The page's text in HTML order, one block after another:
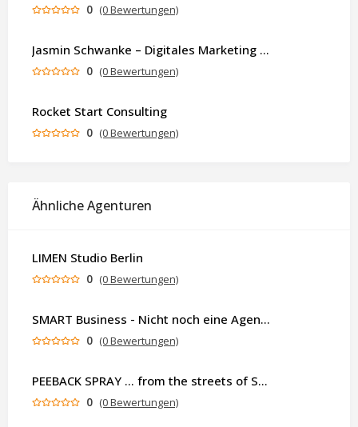
0 (0 Bewertungen)
Jasmin Schwanke – Digitales Marketing & KI-gestützte Contenterstellung
0 (0 Bewertungen)
Rocket Start Consulting
0 (0 Bewertungen)
Ähnliche Agenturen
LIMEN Studio Berlin
0 (0 Bewertungen)
SMART Business - Nicht noch eine Agentur. Sondern ein Partner, der dein Business als Ganzes denkt.
0 (0 Bewertungen)
PEEBACK SPRAY ... from the streets of St.Pauli – Urban Luxury Protection -
0 (0 Bewertungen)